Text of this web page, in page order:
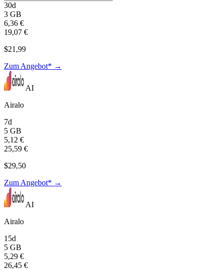
30d
3 GB
6,36 €
19,07 €
$21,99
Zum Angebot* →
AI
Airalo
7d
5 GB
5,12 €
25,59 €
$29,50
Zum Angebot* →
AI
Airalo
15d
5 GB
5,29 €
26,45 €